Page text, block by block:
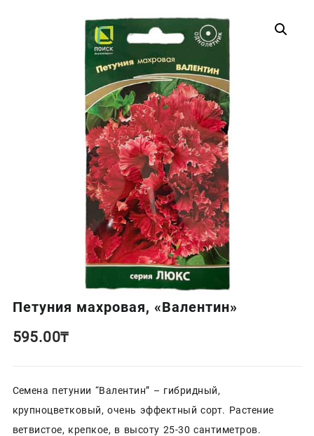
Петуния махровая, «Валентин»
595.00₸
Семена петунии “Валентин” – гибридный,
крупноцветковый, очень эффектный сорт. Растение
ветвистое, крепкое, в высоту 25-30 сантиметров.